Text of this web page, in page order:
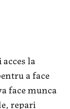
la
a face
face munca
repari